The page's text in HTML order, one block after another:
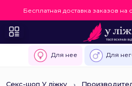
Бесплатная доставка заказов
Для нее Для
Секс-шоп У ліжку